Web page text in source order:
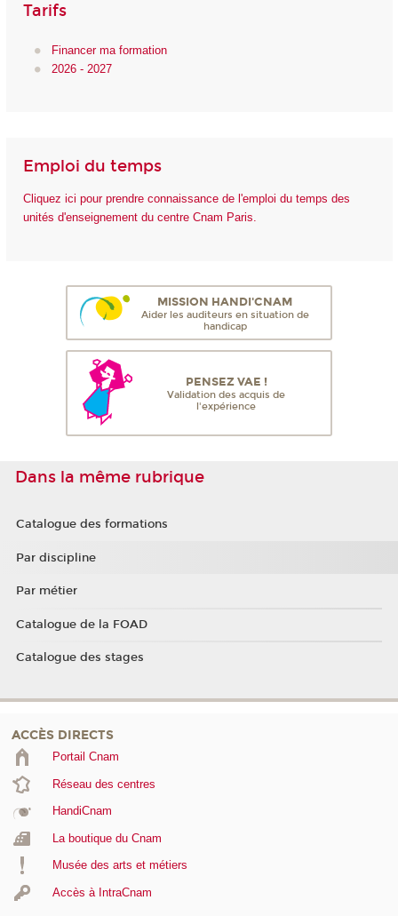
Tarifs
Financer ma formation
2026 - 2027
Emploi du temps
Cliquez ici pour prendre connaissance de l'emploi du temps des
unités d'enseignement du centre Cnam Paris.
MISSION HANDI'CNAM
Aider les auditeurs en situation de
handicap
PENSEZ VAE !
Validation des acquis de
l'expérience
Dans la même rubrique
Catalogue des formations
Par discipline
Par métier
Catalogue de la FOAD
Catalogue des stages
ACCÈS DIRECTS
Portail Cnam
Réseau des centres
HandiCnam
La boutique du Cnam
Musée des arts et métiers
Accès à IntraCnam